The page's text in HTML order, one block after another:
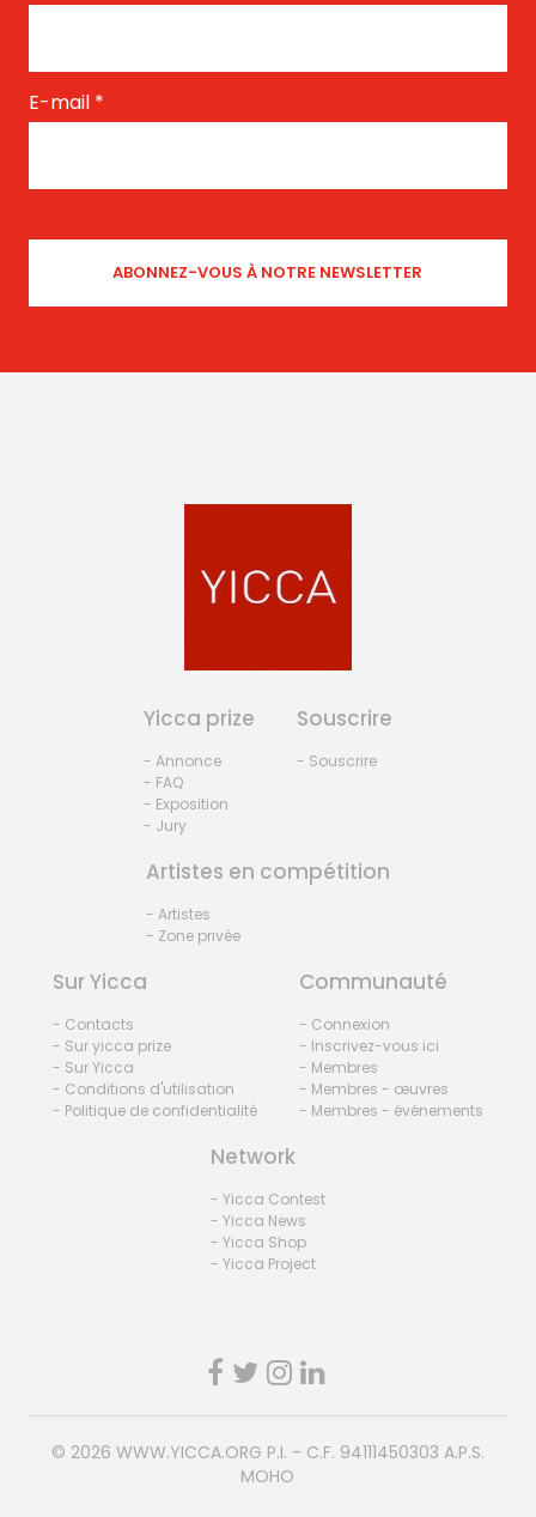
E-mail *
Yicca prize
- Annonce
- FAQ
- Exposition
- Jury
Souscrire
- Souscrire
Artistes en compétition
- Artistes
- Zone privée
Sur Yicca
- Contacts
- Sur yicca prize
- Sur Yicca
- Conditions d'utilisation
- Politique de confidentialité
Communauté
- Connexion
- Inscrivez-vous ici
- Membres
- Membres - œuvres
- Membres - événements
Network
- Yicca Contest
- Yicca News
- Yicca Shop
- Yicca Project
© 2026 WWW.YICCA.ORG P.I. - C.F. 94111450303 A.P.S.
MOHO